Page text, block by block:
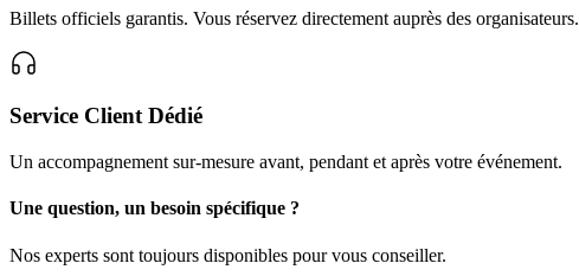
Billets officiels garantis. Vous réservez directement auprès des organisateurs.
Service Client Dédié
Un accompagnement sur-mesure avant, pendant et après votre événement.
Une question, un besoin spécifique ?
Nos experts sont toujours disponibles pour vous conseiller.